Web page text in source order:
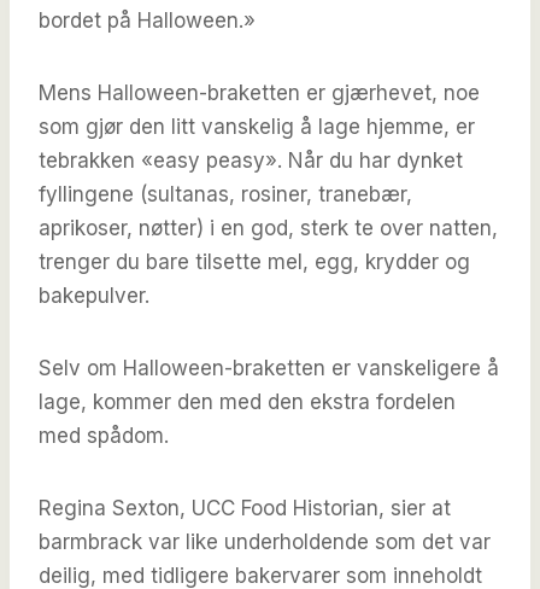
bordet på Halloween.»
Mens Halloween-braketten er gjærhevet, noe
som gjør den litt vanskelig å lage hjemme, er
tebrakken «easy peasy». Når du har dynket
fyllingene (sultanas, rosiner, tranebær,
aprikoser, nøtter) i en god, sterk te over natten,
trenger du bare tilsette mel, egg, krydder og
bakepulver.
Selv om Halloween-braketten er vanskeligere å
lage, kommer den med den ekstra fordelen
med spådom.
Regina Sexton, UCC Food Historian, sier at
barmbrack var like underholdende som det var
deilig, med tidligere bakervarer som inneholdt